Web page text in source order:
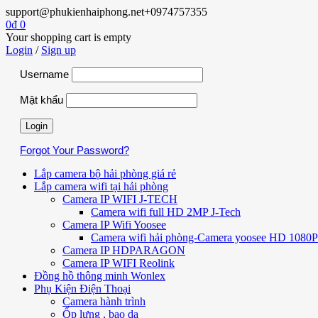
support@phukienhaiphong.net+0974757355
0₫ 0
Your shopping cart is empty
Login / Sign up
Username
Mật khẩu
Forgot Your Password?
Lắp camera bộ hải phòng giá rẻ
Lắp camera wifi tại hải phòng
Camera IP WIFI J-TECH
Camera wifi full HD 2MP J-Tech
Camera IP Wifi Yoosee
Camera wifi hải phòng-Camera yoosee HD
Camera IP HDPARAGON
Camera IP WIFI Reolink
Đồng hồ thông minh Wonlex
Phụ Kiện Điện Thoại
Camera hành trình
Ốp lưng , bao da